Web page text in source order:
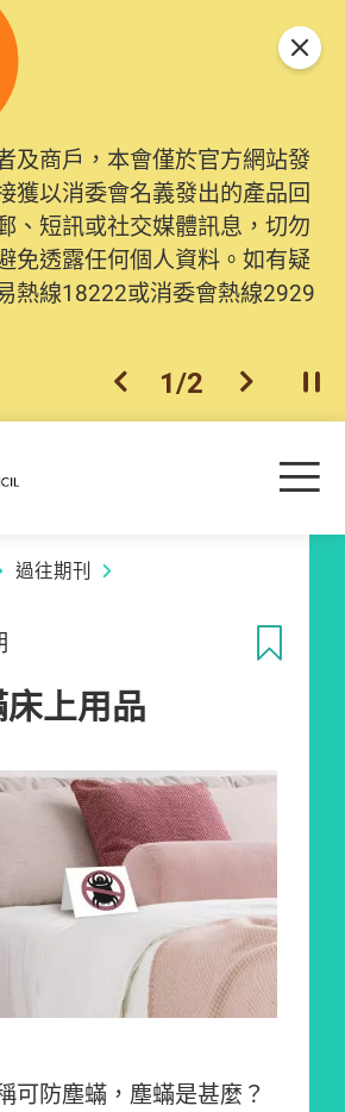
及商戶，本會僅於官方網站發
獲以消委會名義發出的產品回
、短訊或社交媒體訊息，切勿
免透露任何個人資料。如有疑
熱線18222或消委會熱線2929
上一個
1/2 下一個開
關閉
目
過往期刊
上用品
可防塵蟎，塵蟎是甚麼？